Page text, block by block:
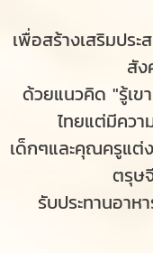
เพื่อสร้างเสริมปร
สั
ด้วยแนวคิด "รู้เข
ไทยแต่มีควา
เด็กๆและคุณครูแต่
ตรุษ
รับประทานอาห